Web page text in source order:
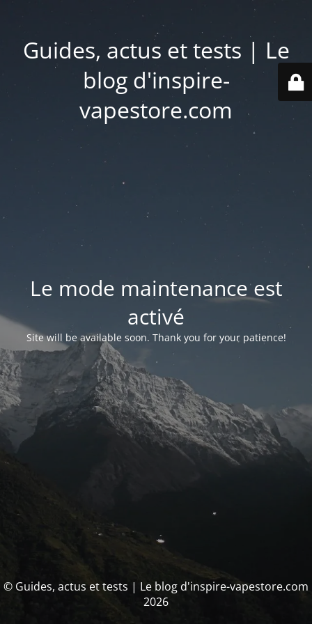
Guides, actus et tests | Le
blog d'inspire-
vapestore.com
Le mode maintenance est
activé
Site will be available soon. Thank you for your patience!
© Guides, actus et tests | Le blog d'inspire-vapestore.com
2026